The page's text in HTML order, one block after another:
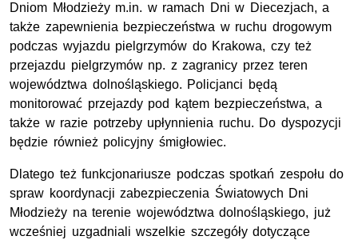
Dniom Młodzieży m.in. w ramach Dni w Diecezjach, a
także zapewnienia bezpieczeństwa w ruchu drogowym
podczas wyjazdu pielgrzymów do Krakowa, czy też
przejazdu pielgrzymów np. z zagranicy przez teren
województwa dolnośląskiego. Policjanci będą
monitorować przejazdy pod kątem bezpieczeństwa, a
także w razie potrzeby upłynnienia ruchu. Do dyspozycji
będzie również policyjny śmigłowiec.
Dlatego też funkcjonariusze podczas spotkań zespołu do
spraw koordynacji zabezpieczenia Światowych Dni
Młodzieży na terenie województwa dolnośląskiego, już
wcześniej uzgadniali wszelkie szczegóły dotyczące